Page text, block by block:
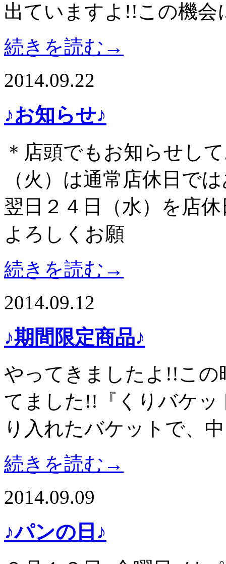
出ていますよ!!この機会
続きを読む→
2014.09.22
♪お知らせ♪
＊店頭でもお知らせし
（火）は通常店休日で
翌日２４日（水）を店
よろしくお願
続きを読む→
2014.09.12
♪期間限定商品♪
やってきましたよ!!この
てました!!『くりバケッ
り入れたバケットで、
続きを読む→
2014.09.09
♪パンの日♪